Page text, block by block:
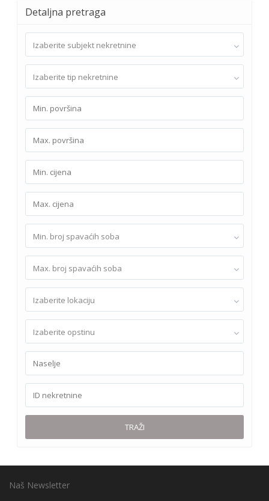
Detaljna pretraga
Izaberite subjekt nekretnine
Izaberite tip nekretnine
Min. broj spavaćih soba
Max. broj spavaćih soba
Izaberite lokaciju
Izaberite opstinu
TRAŽI
Naš Newsletter